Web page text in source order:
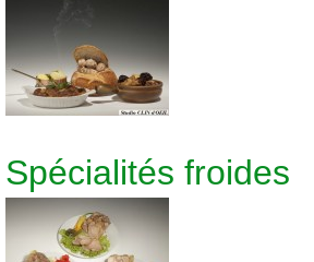
Spécialités froides